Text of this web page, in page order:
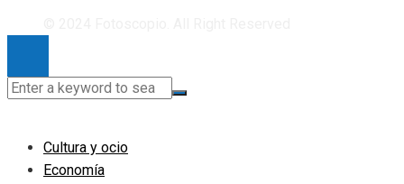
Cultura y ocio
Economía